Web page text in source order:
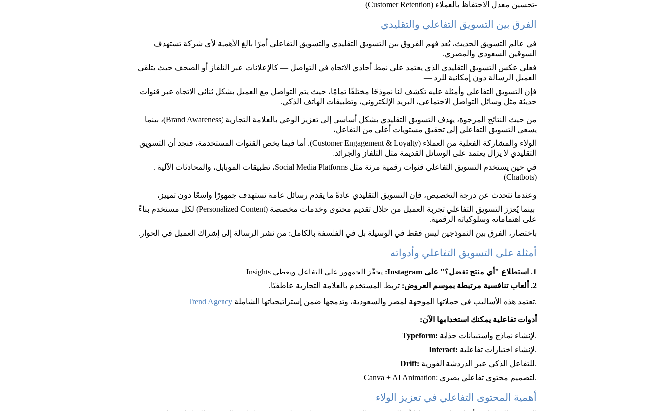
-تحسين معدل الاحتفاظ بالعملاء (Customer Retention)
الفرق بين التسويق التفاعلي والتقليدي
في عالم التسويق الحديث، يُعد فهم الفروق بين التسويق التقليدي والتسويق التفاعلي أمرًا بالغ الأهمية لأي شركة تستهدف
السوقين السعودي والمصري.
فعلى عكس التسويق التقليدي الذي يعتمد على نمط أحادي الاتجاه في التواصل — كالإعلانات عبر التلفاز أو الصحف حيث يتلقى
العميل الرسالة دون إمكانية للرد —
فإن التسويق التفاعلي وأمثلة عليه تكشف لنا نموذجًا مختلفًا تمامًا، حيث يتم التواصل مع العميل بشكل ثنائي الاتجاه عبر قنوات
حديثة مثل وسائل التواصل الاجتماعي، البريد الإلكتروني، وتطبيقات الهاتف الذكي.
من حيث النتائج المرجوة، يهدف التسويق التقليدي بشكل أساسي إلى تعزيز الوعي بالعلامة التجارية (Brand Awareness)، بينما
يسعى التسويق التفاعلي إلى تحقيق مستويات أعلى من التفاعل،
الولاء والمشاركة الفعلية من العملاء (Customer Engagement & Loyalty). أما فيما يخص القنوات المستخدمة، فنجد أن التسويق
التقليدي لا يزال يعتمد على الوسائل القديمة مثل التلفاز والجرائد،
في حين يستخدم التسويق التفاعلي قنوات رقمية مرنة مثل Social Media Platforms، تطبيقات الموبايل، والمحادثات الآلية .
(Chatbots)
وعندما نتحدث عن درجة التخصيص، فإن التسويق التقليدي عادةً ما يقدم رسائل عامة تستهدف جمهورًا واسعًا دون تمييز،
بينما يُعزز التسويق التفاعلي تجربة العميل من خلال تقديم محتوى وخدمات مخصصة (Personalized Content) لكل مستخدم بناءً
على اهتماماته وسلوكياته الرقمية.
باختصار، الفرق بين النموذجين ليس فقط في الوسيلة بل في الفلسفة بالكامل: من نشر الرسالة إلى إشراك العميل في الحوار.
أمثلة على التسويق التفاعلي وأدواته
1. استطلاع "أي منتج تفضل؟" على Instagram:
يحفّز الجمهور على التفاعل ويعطي Insights.
2. ألعاب تنافسية مرتبطة بموسم العروض:
تربط المستخدم بالعلامة التجارية عاطفيًا.
Trend Agency
تعتمد هذه الأساليب في حملاتها الموجهة لمصر والسعودية، وتدمجها ضمن إستراتيجياتها الشاملة.
أدوات تفاعلية يمكنك استخدامها الآن:
Typeform:
لإنشاء نماذج واستبيانات جذابة.
Interact:
لإنشاء اختبارات تفاعلية.
Drift:
للتفاعل الذكي عبر الدردشة الفورية.
Canva + AI Animation: لتصميم محتوى تفاعلي بصري.
أهمية المحتوى التفاعلي في تعزيز الولاء